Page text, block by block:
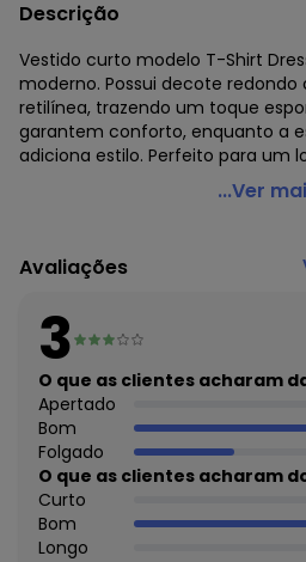
Descrição
Vestido curto modelo T-Shirt
moderno. Possui decote
retilínea, trazendo um toque
garantem conforto, enquanto a
adiciona estilo. Perfeito para um
Farm - Vestido T-Shirt Floral
Modelagem: Ampla
Modelo: T-shirt dress
Comprimento: Curto
Forro: Não
Cinto: Não acompanha
Decote frente: Redondo
Decote costas: Redondo
Fornecedor: CIDADE
CNPJ 96.116.690/0051-8
Feito: Brasil
Cuidados para conservação do
Temperatura Máxima 40 C -Não
...Ver
Avaliações
3
O que as clientes acharam
Apertado
Bom
Folgado
O que as clientes acharam
Curto
Bom
Longo